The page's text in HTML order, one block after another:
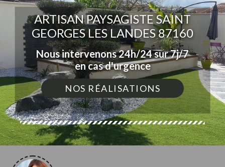
ARTISAN PAYSAGISTE SAINT
GEORGES LES LANDES 87160
Nous intervenons 24h/24 sur 7j/7
en cas d'urgence
NOS RÉALISATIONS